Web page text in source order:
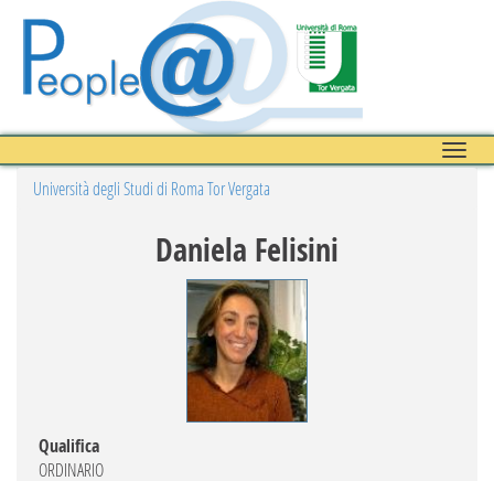
Toggle
Università degli Studi di Roma Tor Vergata
Daniela Felisini
Qualifica
ORDINARIO